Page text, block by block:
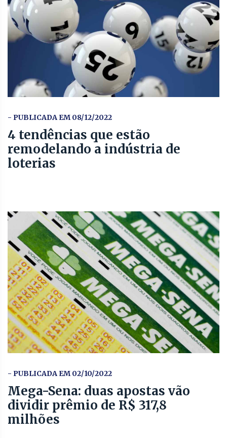
- PUBLICADA EM 08/12/2022
4 tendências que estão
remodelando a indústria de
loterias
- PUBLICADA EM 02/10/2022
Mega-Sena: duas apostas vão
dividir prêmio de R$ 317,8
milhões